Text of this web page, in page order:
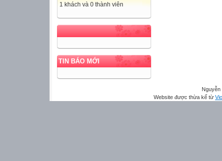
1 khách và 0 thành viên
TIN BÁO MỚI
Website được thừa kế từ